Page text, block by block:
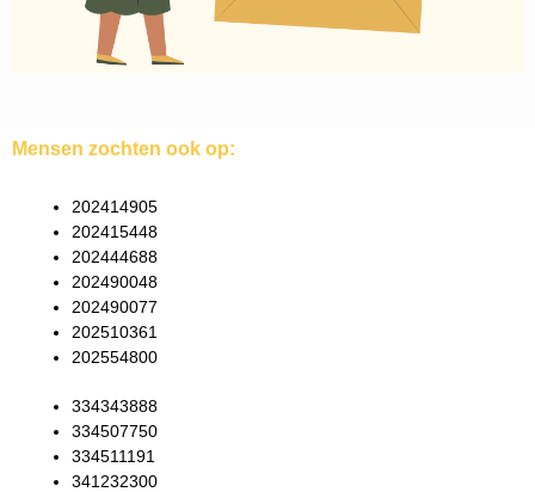
Mensen zochten ook op:
202414905
202415448
202444688
202490048
202490077
202510361
202554800
334343888
334507750
334511191
341232300